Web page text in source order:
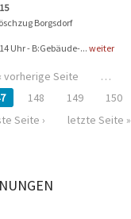
Borgsdorf
Uhr - B:Gebäude-...weiter
‹ vorherige Seite …
148 149 150
Seite ›
letzte Seite »